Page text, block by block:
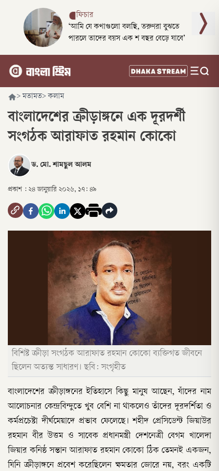
ফিচার
‘আমি যে কথাগুলো বলছি, তরুণরা বুঝতে
পারলে তাদের বয়স এক শ বছর বেড়ে যাবে’
> মতামত> কলাম
বাংলাদেশের ক্রীড়াঙ্গনে এক দূরদর্শী
সংগঠক আরাফাত রহমান কোকো
ড. মো. শামছুল আলম
প্রকাশ : ২৪ জানুয়ারি ২০২৬, ১৭: ৪৯
বিশিষ্ট ক্রীড়া সংগঠক আরাফাত রহমান কোকো ব্যক্তিগত জীবনে
ছিলেন অত্যন্ত সাধারণ। ছবি: সংগৃহীত
বাংলাদেশের ক্রীড়াঙ্গনের ইতিহাসে কিছু মানুষ আছেন, যাঁদের নাম
আলোচনার কেন্দ্রবিন্দুতে খুব বেশি না থাকলেও তাঁদের দূরদর্শিতা ও
কর্মপ্রচেষ্টা দীর্ঘমেয়াদে প্রভাব ফেলেছে। শহীদ প্রেসিডেন্ট জিয়াউর
রহমান বীর উত্তম ও সাবেক প্রধানমন্ত্রী দেশনেত্রী বেগম খালেদা
জিয়ার কনিষ্ঠ সন্তান আরাফাত রহমান কোকো ঠিক তেমনই একজন,
যিনি ক্রীড়াঙ্গনে প্রবেশ করেছিলেন ক্ষমতার জোরে নয়, বরং একটি